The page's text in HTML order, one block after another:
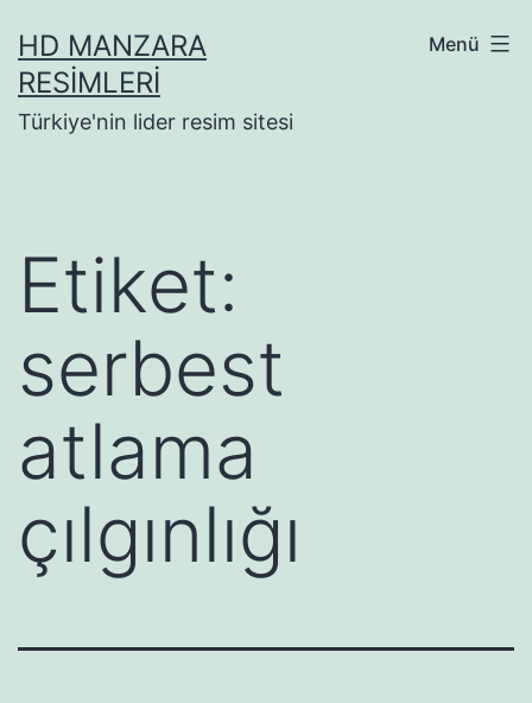
geçHD MANZARA
RESIMLERI
Türkiye'nin lider resim sitesi
Menü
Etiket:
serbest
atlama
çılgınlığı